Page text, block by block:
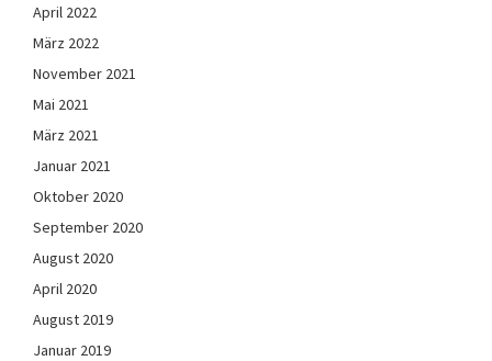
April 2022
März 2022
November 2021
Mai 2021
März 2021
Januar 2021
Oktober 2020
September 2020
August 2020
April 2020
August 2019
Januar 2019